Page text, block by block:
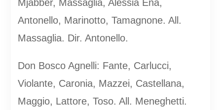
Mjabber, Massaglia, Alessia Ena,
Antonello, Marinotto, Tamagnone. All.
Massaglia. Dir. Antonello.
Don Bosco Agnelli: Fante, Carlucci,
Violante, Caronia, Mazzei, Castellana,
Maggio, Lattore, Toso. All. Meneghetti.